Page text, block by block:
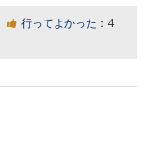
行ってよかった： 4